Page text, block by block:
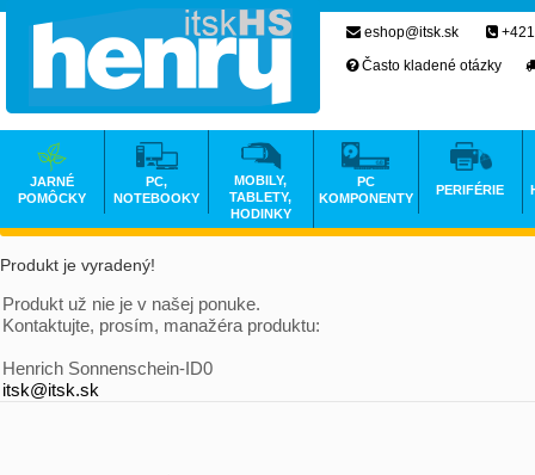
Produkt je vyradený!
Produkt už nie je v našej ponuke.
Kontaktujte, prosím, manažéra produktu:
Henrich Sonnenschein-ID0
itsk@itsk.sk
eshop@itsk.sk
Často kladené otázky
JARNÉ
POMÔCKY
PC,
NOTEBOOKY
MOBILY,
TABLETY,
HODINKY
PC
KOMPONENTY
PERIFÉRIE